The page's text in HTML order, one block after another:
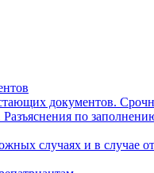
документов.
по
случаях и в случае